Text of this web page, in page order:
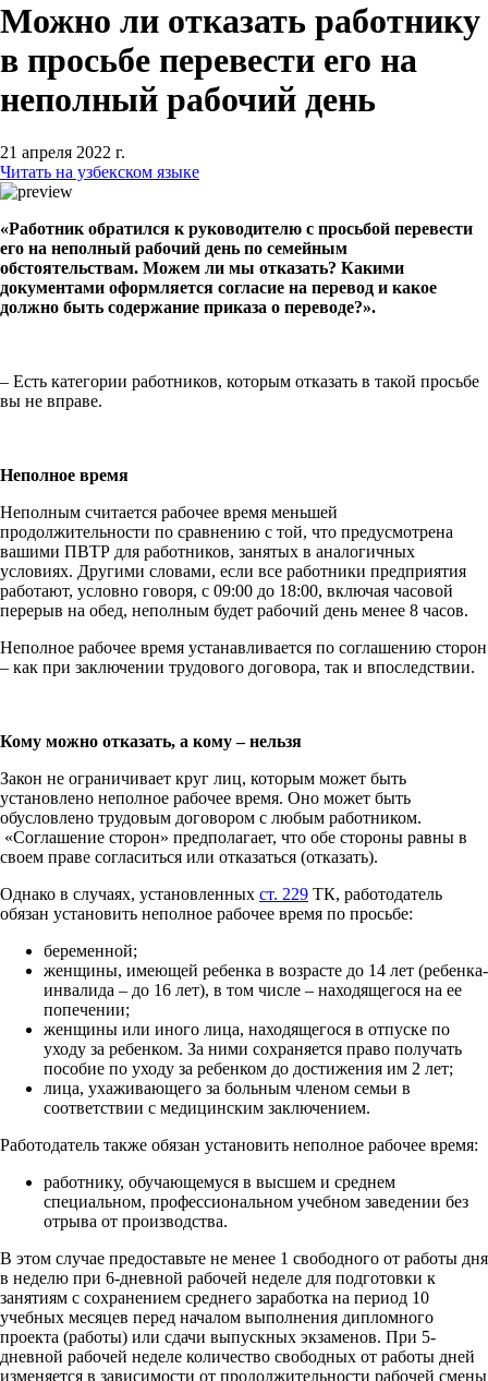
Можно ли отказать работнику
в просьбе перевести его на
неполный рабочий день
21 апреля 2022 г.
Читать на узбекском языке
«Работник обратился к руководителю с просьбой перевести
его на неполный рабочий день по семейным
обстоятельствам. Можем ли мы отказать? Какими
документами оформляется согласие на перевод и какое
должно быть содержание приказа о переводе?».
– Есть категории работников, которым отказать в такой просьбе
вы не вправе.
Неполное время
Неполным считается рабочее время меньшей
продолжительности по сравнению с той, что предусмотрена
вашими ПВТР для работников, занятых в аналогичных
условиях. Другими словами, если все работники предприятия
работают, условно говоря, с 09:00 до 18:00, включая часовой
перерыв на обед, неполным будет рабочий день менее 8 часов.
Неполное рабочее время устанавливается по соглашению сторон
– как при заключении трудового договора, так и впоследствии.
Кому можно отказать, а кому – нельзя
Закон не ограничивает круг лиц, которым может быть
установлено неполное рабочее время. Оно может быть
обусловлено трудовым договором с любым работником.
«Соглашение сторон» предполагает, что обе стороны равны в
своем праве согласиться или отказаться (отказать).
Однако в случаях, установленных ст. 229 ТК, работодатель
обязан установить неполное рабочее время по просьбе:
беременной;
женщины, имеющей ребенка в возрасте до 14 лет (ребенка-
инвалида – до 16 лет), в том числе – находящегося на ее
попечении;
женщины или иного лица, находящегося в отпуске по
уходу за ребенком. За ними сохраняется право получать
пособие по уходу за ребенком до достижения им 2 лет;
лица, ухаживающего за больным членом семьи в
соответствии с медицинским заключением.
Работодатель также обязан установить неполное рабочее время:
работнику, обучающемуся в высшем и среднем
специальном, профессиональном учебном заведении без
отрыва от производства.
В этом случае предоставьте не менее 1 свободного от работы дня
в неделю при 6-дневной рабочей неделе для подготовки к
занятиям с сохранением среднего заработка на период 10
учебных месяцев перед началом выполнения дипломного
проекта (работы) или сдачи выпускных экзаменов. При 5-
дневной рабочей неделе количество свободных от работы дней
изменяется в зависимости от продолжительности рабочей смены